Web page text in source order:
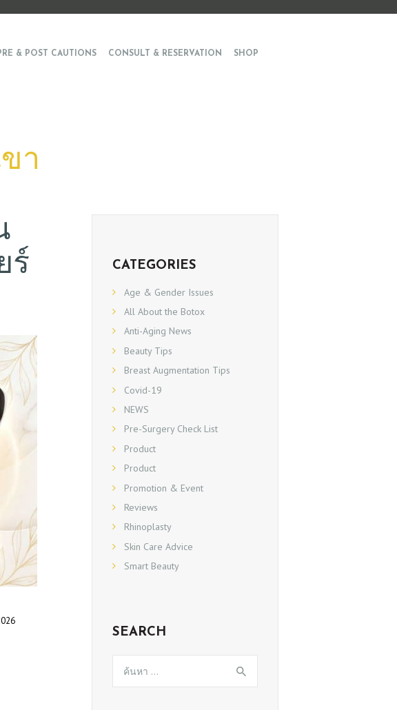
& POST CAUTIONS CONSULT & RESERVATION SHOP
า
ร์
CATEGORIES
Age & Gender Issues
All About the Botox
Anti-Aging News
Beauty Tips
Breast Augmentation Tips
Covid-19
NEWS
Pre-Surgery Check List
Product
Product
Promotion & Event
Reviews
Rhinoplasty
Skin Care Advice
Smart Beauty
SEARCH
สำหรับ: